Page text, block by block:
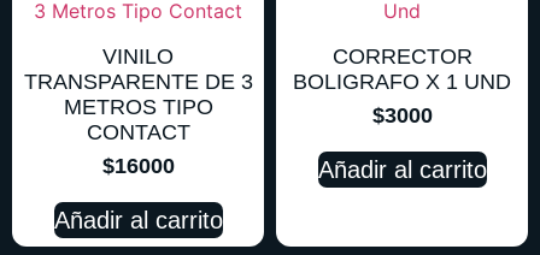
VINILO
TRANSPARENTE DE 3
METROS TIPO
CONTACT
$16000
Añadir al carrito
CORRECTOR
BOLIGRAFO X 1 UND
$3000
Añadir al carrito